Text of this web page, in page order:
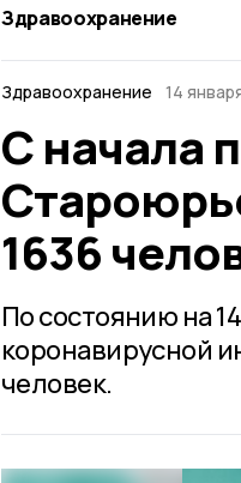
Здравоохранение
Здравоохранение 14
С начала
1636
По состоянию на
коронавирусной
человек.